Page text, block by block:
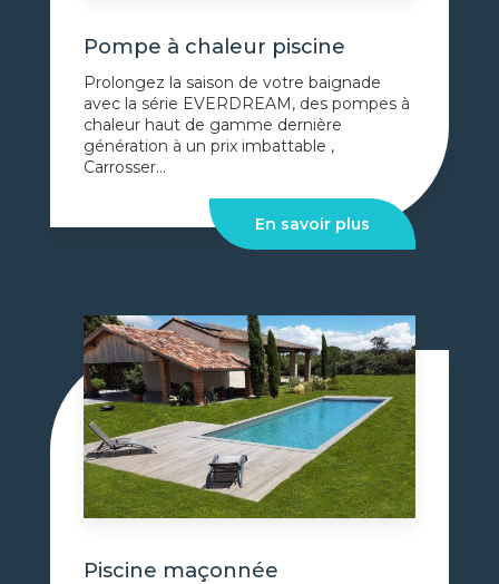
Pompe à chaleur piscine
Prolongez la saison de votre baignade
avec la série EVERDREAM, des pompes à
chaleur haut de gamme dernière
génération à un prix imbattable ,
Carrosser...
En savoir plus
Piscine maçonnée